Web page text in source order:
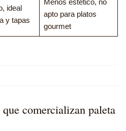
ideal
y tapas
Menos estético, no
apto para platos
gourmet
comercializan paleta